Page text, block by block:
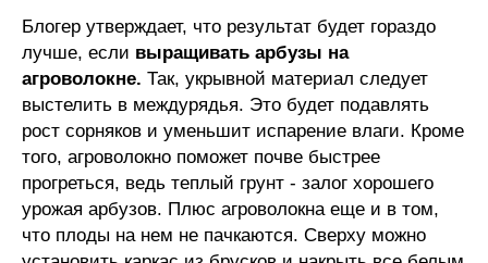
Блогер утверждает, что результат будет гораздо
лучше, если выращивать арбузы на
агроволокне. Так, укрывной материал следует
выстелить в междурядья. Это будет подавлять
рост сорняков и уменьшит испарение влаги. Кроме
того, агроволокно поможет почве быстрее
прогреться, ведь теплый грунт - залог хорошего
урожая арбузов. Плюс агроволокна еще и в том,
что плоды на нем не пачкаются. Сверху можно